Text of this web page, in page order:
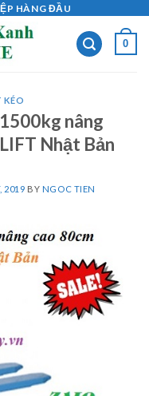
HÀNG ĐẦU
0
KÉO
nâng
Nhật Bản
2019 BY NGOC TIEN